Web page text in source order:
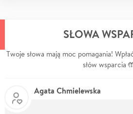
SŁOWA
Twoje słowa mają moc pomagania!
słów wsparcia
Agata Chmielewska